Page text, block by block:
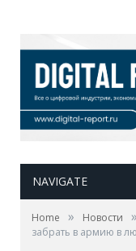
NAVIGATE
Home » Новости »
забрать в армию в